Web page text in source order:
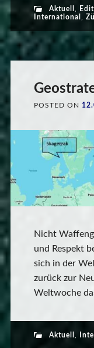
Aktuell ,
International ,
POSTED ON
Nicht
und Respekt
sich in der
zurück zur
Weltwoche
Aktuell ,